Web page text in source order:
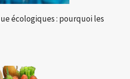
écologiques : pourquoi les